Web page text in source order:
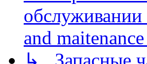
and